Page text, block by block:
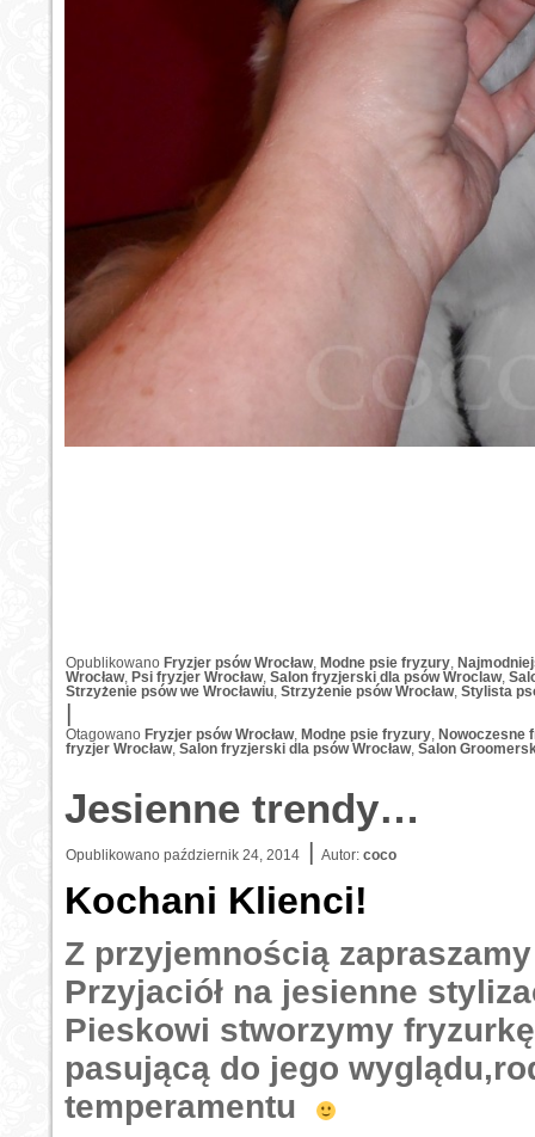
Opublikowano Fryzjer psów Wrocław, Modne psie fryzury,
Wrocław, Psi fryzjer Wrocław, Salon fryzjerski dla psów Wroclaw,
Strzyżenie psów we Wrocławiu, Strzyżenie psów Wrocław, Stylista
|
Otagowano Fryzjer psów Wrocław, Modne psie fryzury, Nowoczesne
fryzjer Wrocław, Salon fryzjerski dla psów Wrocław, Salon
Jesienne trendy…
Opublikowano październik 24, 2014 | Autor: coco
Kochani Klienci!
Z przyjemnością
Przyjaciół na jesienne
Pieskowi stworzymy
pasującą do jego
temperamentu